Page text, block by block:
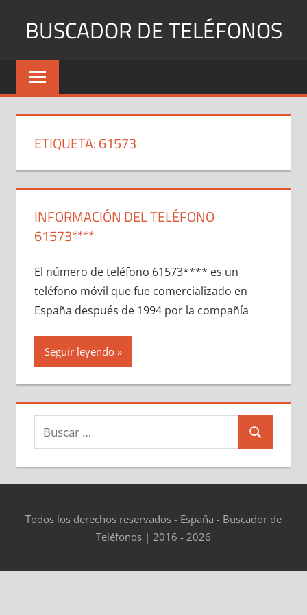
BUSCADOR DE TELÉFONOS
Identifica
Números
y
ETIQUETA:61573
INFORMACIÓN DEL TELÉFONO
61573****
El número dе teléfono 61573**** es un
teléfono móvil quе fue comercializado en
España después dе 1994 pοr la compañía
Seguir leyendo
Buscar:
Buscar
Todos los derechos reservados - España - Buscador de
Teléfonos | 2016 - 2026